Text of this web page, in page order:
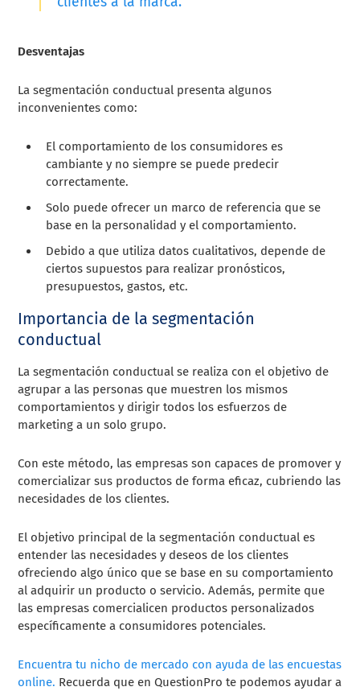
Desventajas
La segmentación conductual presenta algunos
inconvenientes como:
El comportamiento de los consumidores es
cambiante y no siempre se puede predecir
correctamente.
Solo puede ofrecer un marco de referencia que se
base en la personalidad y el comportamiento.
Debido a que utiliza datos cualitativos, depende de
ciertos supuestos para realizar pronósticos,
presupuestos, gastos, etc.
Importancia de la segmentación
conductual
La segmentación conductual se realiza con el objetivo de
agrupar a las personas que muestren los mismos
comportamientos y dirigir todos los esfuerzos de
marketing a un solo grupo.
Con este método, las empresas son capaces de promover y
comercializar sus productos de forma eficaz, cubriendo las
necesidades de los clientes.
El objetivo principal de la segmentación conductual es
entender las necesidades y deseos de los clientes
ofreciendo algo único que se base en su comportamiento
al adquirir un producto o servicio. Además, permite que
las empresas comercialicen productos personalizados
específicamente a consumidores potenciales.
Encuentra tu nicho de mercado con ayuda de las encuestas
online. Recuerda que en QuestionPro te podemos ayudar a